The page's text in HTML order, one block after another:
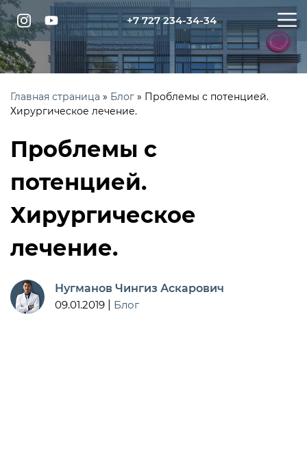
+7 727 234-34-34
Главная страница » Блог » Проблемы с потенцией.
Хирургическое лечение.
Проблемы с
потенцией.
Хирургическое
лечение.
Нугманов Чингиз Аскарович
09.01.2019
Блог